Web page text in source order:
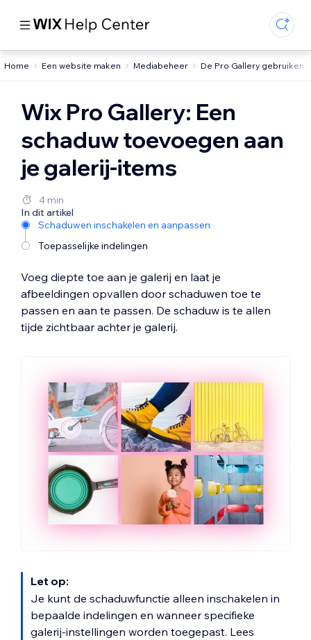
Home Een website maken Mediabeheer De Pro Gallery gebruiken
Wix Pro Gallery: Een
schaduw toevoegen aan
je galerij-items
4 min
In dit artikel
Schaduwen inschakelen en aanpassen
Toepasselijke indelingen
Voeg diepte toe aan je galerij en laat je
afbeeldingen opvallen door schaduwen toe te
passen en aan te passen. De schaduw is te allen
tijde zichtbaar achter je galerij.
Let op:
Je kunt de schaduwfunctie alleen inschakelen in
bepaalde indelingen en wanneer specifieke
galerij-instellingen worden toegepast. Lees